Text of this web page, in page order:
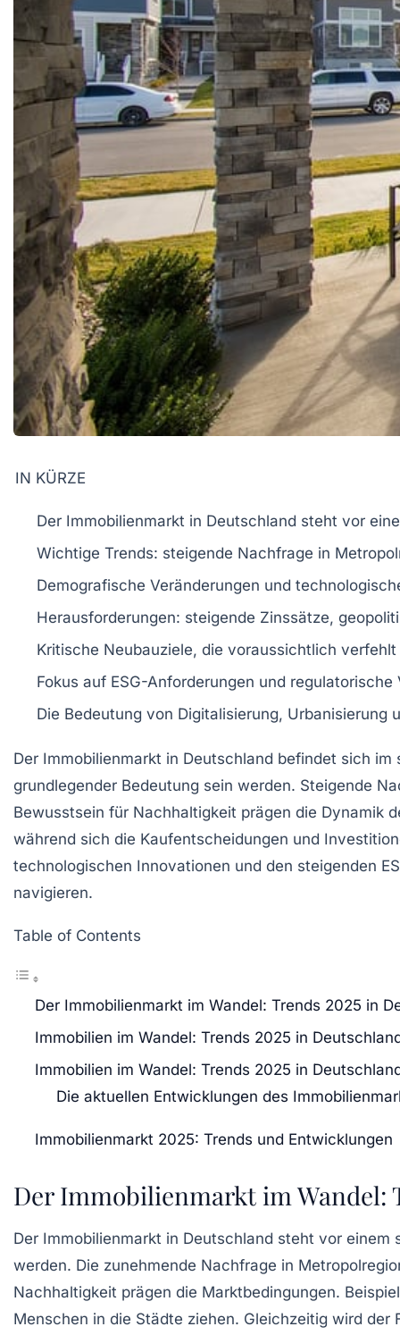
IN KÜRZE
Der Immobilienmarkt in Deutschland steht vor
Wichtige Trends: steigende Nachfrage in
Demografische Veränderungen und
Herausforderungen: steigende Zinssätze,
Kritische Neubauziele, die voraussichtlich
Fokus auf ESG-Anforderungen und regulatorische
Die Bedeutung von Digitalisierung, Urbanisierung
Der Immobilienmarkt in Deutschland befindet sich
grundlegender Bedeutung sein werden. Steigende
Bewusstsein für Nachhaltigkeit prägen die Dynamik
während sich die Kaufentscheidungen und
technologischen Innovationen und den steigenden
navigieren.
Table of Contents
Der Immobilienmarkt im Wandel: Trends 2025 in
Immobilien im Wandel: Trends 2025 in
Immobilien im Wandel: Trends 2025 in
Die aktuellen Entwicklungen des
Immobilienmarkt 2025: Trends und Entwicklungen
Der Immobilienmarkt im Wandel:
Der Immobilienmarkt in Deutschland steht vor
werden. Die zunehmende Nachfrage in
Nachhaltigkeit prägen die Marktbedingungen.
Menschen in die Städte ziehen. Gleichzeitig wird